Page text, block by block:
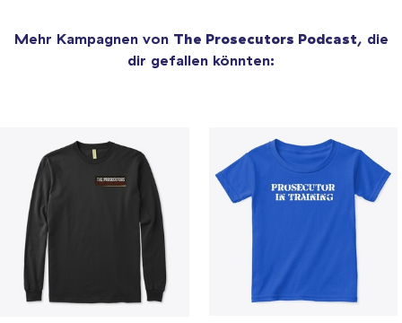
Mehr Kampagnen von The Prosecutors Podcast, die
dir gefallen könnten: